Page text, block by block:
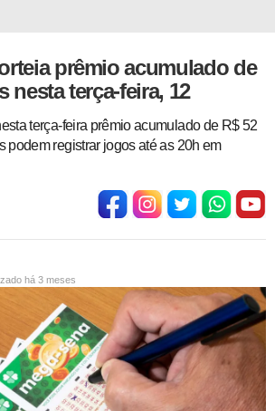
prêmio acumulado de
nesta terça-feira, 12
terça-feira prêmio acumulado de R$ 52
podem registrar jogos até as 20h em
há 3 meses